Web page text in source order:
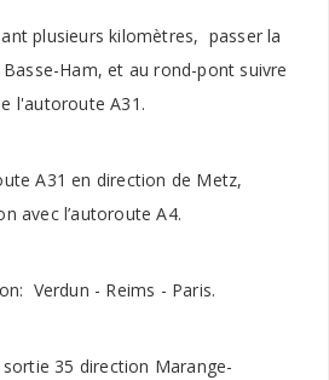
plusieurs kilomètres, passer la
Ham, et au rond-pont suivre
l'autoroute A31.
A31 en direction de Metz,
avec l’autoroute A4.
Verdun - Reims - Paris.
35 direction Marange-